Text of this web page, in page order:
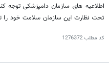
اطلاعیه های سازمان دامپزشکی توجه
تحت نظارت این سازمان سلامت خود را
کد مطلب1276372